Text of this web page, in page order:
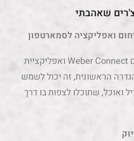
שאהבתי
הגריל מגיע עם מדחום Weber Connect ואפליקציית
הראשונית, זה יכול לשמש
ואוכל, שתוכלו לצפות בו דרך